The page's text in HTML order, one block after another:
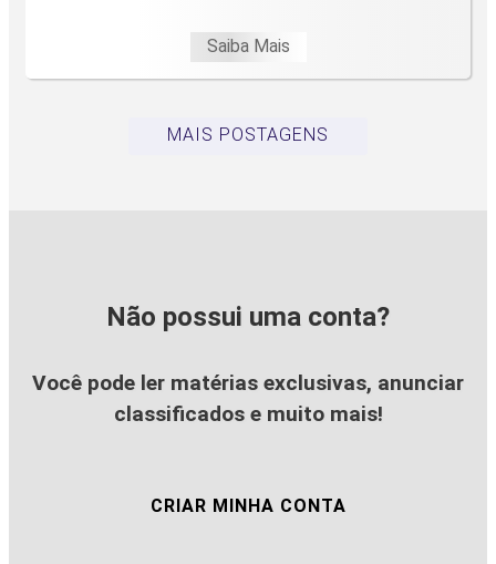
Saiba Mais
MAIS POSTAGENS
Não possui uma conta?
Você pode ler matérias exclusivas, anunciar
classificados e muito mais!
CRIAR MINHA CONTA